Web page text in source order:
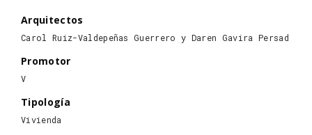
Arquitectos
Carol Ruiz-Valdepeñas Guerrero y Daren Gavira Persad
Promotor
V
Tipología
Vivienda